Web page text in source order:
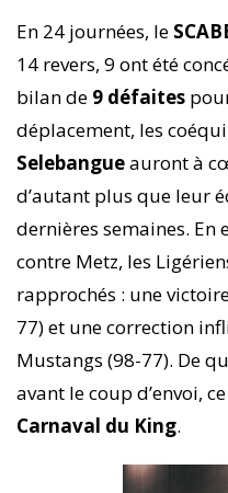
En 24 journées, le
14 revers, 9 ont été
bilan de 9 défaites
déplacement, les
Selebangueauront à
d’autant plus que leur
dernières semaines.
contre Metz, les
rapprochés : une
77) et une correction
Mustangs (98-77). De
avant le coup d’envoi,
Carnaval du King.